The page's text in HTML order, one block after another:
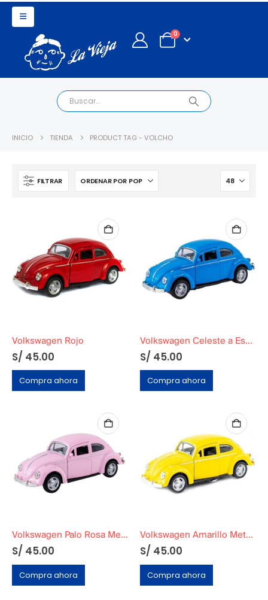
0
INICIO TIENDA PRODUCT TAG - VOLCHO
FILTRAR
Volkswagen Rojo
S/ 45.00
Compra ahora
Volkswagen Celeste a Escala
S/ 45.00
Compra ahora
Volkswagen Palo Rosa Metálico a Escala
S/ 45.00
Compra ahora
Volkswagen Amarillo Metálico a Escala
S/ 45.00
Compra ahora